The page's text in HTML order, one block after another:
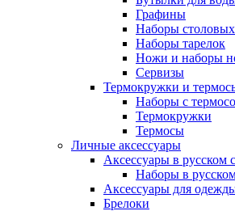
Графины
Наборы
Наборы тарелок
Ножи и наборы
Сервизы
Термокружки и
Наборы с
Термокружки
Термосы
Личные аксессуары
Аксессуары в русском
Наборы в
Аксессуары для
Брелоки